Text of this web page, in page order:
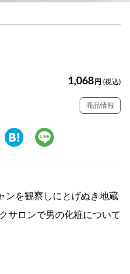
1,068 円 (税込)
商品情報
ンを観察しにとげぬき地蔵
サロンで男の化粧について